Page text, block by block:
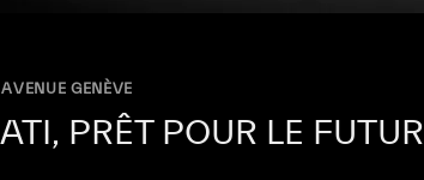
GENÈVE
PRÊT POUR LE FUTUR